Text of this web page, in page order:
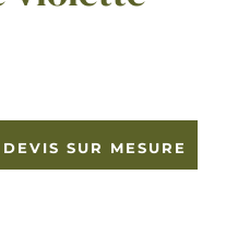
SUR MESURE